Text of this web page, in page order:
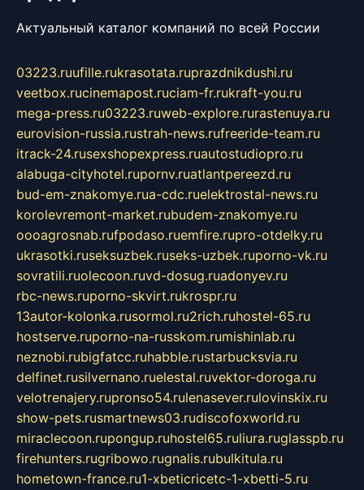
Актуальный каталог компаний по всей России
03223.ruufille.rukrasotata.ruprazdnikdushi.ru
veetbox.rucinemapost.ruciam-fr.rukraft-you.ru
mega-press.ru03223.ruweb-explore.rurastenuya.ru
eurovision-russia.rustrah-news.rufreeride-team.ru
itrack-24.rusexshopexpress.ruautostudiopro.ru
alabuga-cityhotel.rupornv.ruatlantpereezd.ru
bud-em-znakomye.rua-cdc.ruelektrostal-news.ru
korolevremont-market.rubudem-znakomye.ru
oooagrosnab.rufpodaso.ruemfire.rupro-otdelky.ru
ukrasotki.ruseksuzbek.ruseks-uzbek.ruporno-vk.ru
sovratili.ruolecoon.ruvd-dosug.ruadonyev.ru
rbc-news.ruporno-skvirt.rukrospr.ru
13autor-kolonka.rusormol.ru2rich.ruhostel-65.ru
hostserve.ruporno-na-russkom.rumishinlab.ru
neznobi.rubigfatcc.ruhabble.rustarbucksvia.ru
delfinet.rusilvernano.ruelestal.ruvektor-doroga.ru
velotrenajery.rupronso54.rulenasever.rulovinskix.ru
show-pets.rusmartnews03.rudiscofoxworld.ru
miraclecoon.rupongup.ruhostel65.ruliura.ruglasspb.ru
firehunters.rugribowo.rugnalis.rubulkitula.ru
hometown-france.ru1-xbeticricetc-1-xbetti-5.ru